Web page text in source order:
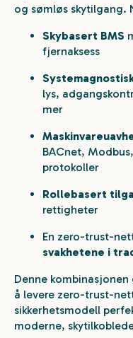
og sømløs skytilgang.
Skybasert BMS
fjernaksess
lys,
mer
BACnet,
protokoller
Rollebasert
rettigheter
En zero-trust-
svakhetene i
Denne
å levere zero-trust-
sikkerhetsmodell
moderne,